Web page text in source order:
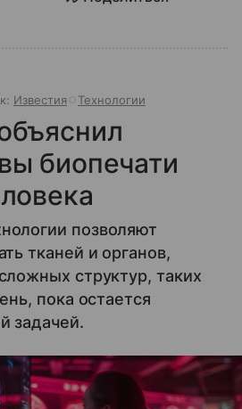
Известия Технологии
биопечати
позволяют
тканей и органов,
структур, таких
пока остается
задачей.